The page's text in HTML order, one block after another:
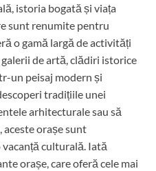
istoria bogată și viața
sunt renumite pentru
o gamă largă de activități
de artă, clădiri istorice
un peisaj modern și
tradițiile unei
arhitecturale sau să
orașe sunt
culturală. Iată
orașe, care oferă cele mai